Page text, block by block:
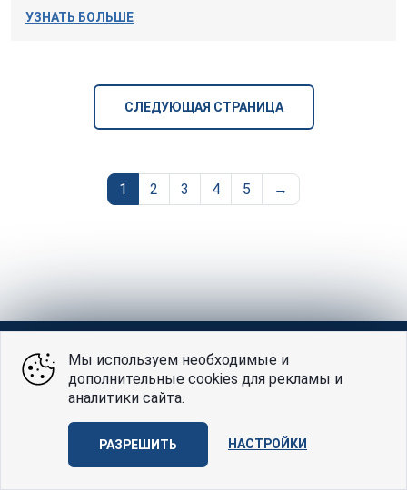
УЗНАТЬ БОЛЬШЕ
СЛЕДУЮЩАЯ СТРАНИЦА
1 2 3 4 5 →
Мы используем необходимые и
дополнительные cookies для рекламы и
аналитики сайта.
РАЗРЕШИТЬ НАСТРОЙКИ